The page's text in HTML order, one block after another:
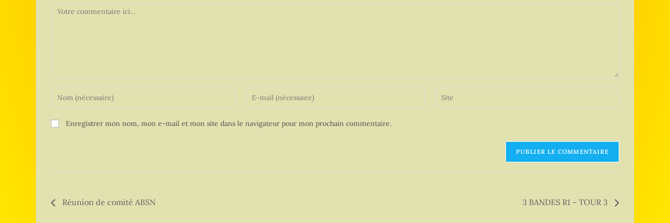
Enregistrer mon nom, mon e-mail et mon site dans le navigateur pour mon prochain commentaire.
Réunion de comité ABSN 3 BANDES R1 – TOUR 3